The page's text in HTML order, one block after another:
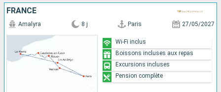
FRANCE
Amalyra 8 j Paris 27/05/2027
Wi-Fi inclus
Boissons incluses aux repas
Excursions incluses
Pension complète